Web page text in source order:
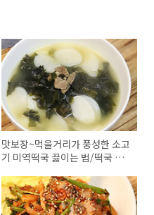
맛보장~먹을거리가 풍성한 소고
기 미역떡국 끓이는 법/떡국 만
리가좋다